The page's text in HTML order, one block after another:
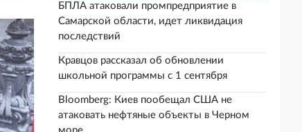
БПЛА атаковали промпредприятие в
Самарской области, идет ликвидация
последствий
Кравцов рассказал об обновлении
школьной программы с 1 сентября
Bloomberg: Киев пообещал США не
атаковать нефтяные объекты в Черном